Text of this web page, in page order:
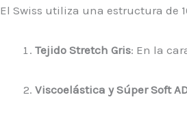
El Swiss utiliza una estructura de
Tejido Stretch Gris: En la
Viscoelástica y Súper Soft